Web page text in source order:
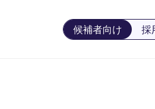
候補者向け 採